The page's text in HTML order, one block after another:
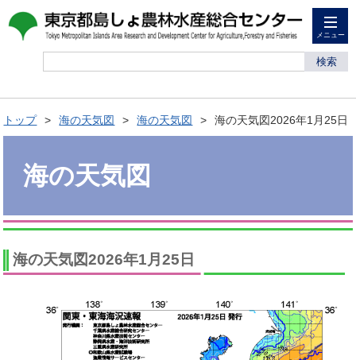
メニュー
検索
トップ 海の天気図 海の天気図 海の天気図2026年1月25日
海の天気図
海の天気図2026年1月25日